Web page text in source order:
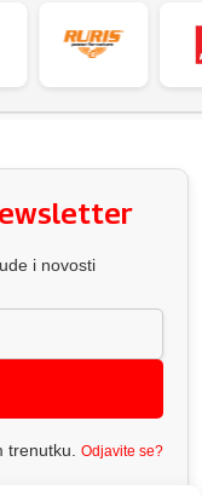
i novosti
trenutku. Odjavite se?